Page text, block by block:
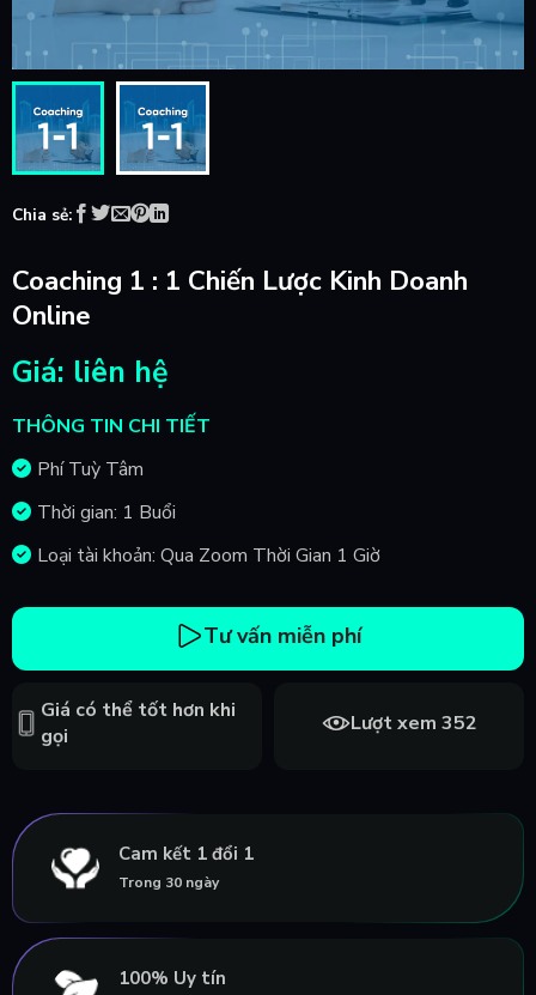
Chia sẻ:
Coaching 1 : 1 Chiến Lược Kinh Doanh
Online
Giá: liên hệ
THÔNG TIN CHI TIẾT
Phí Tuỳ Tâm
Thời gian: 1 Buổi
Loại tài khoản: Qua Zoom Thời Gian 1 Giờ
Tư vấn miễn phí
Giá có thể tốt hơn khi
gọi
Lượt xem 352
Cam kết 1 đổi 1
Trong 30 ngày
100% Uy tín